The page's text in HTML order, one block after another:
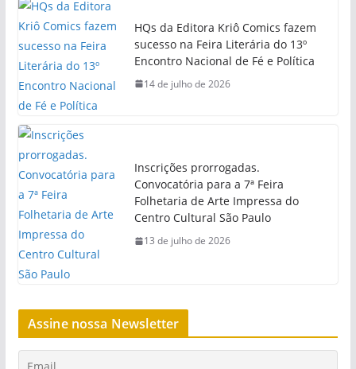
HQs da Editora Kriô Comics fazem
sucesso na Feira Literária do 13º
Encontro Nacional de Fé e Política
14 de julho de 2026
Inscrições prorrogadas.
Convocatória para a 7ª Feira
Folhetaria de Arte Impressa do
Centro Cultural São Paulo
13 de julho de 2026
Assine nossa Newsletter